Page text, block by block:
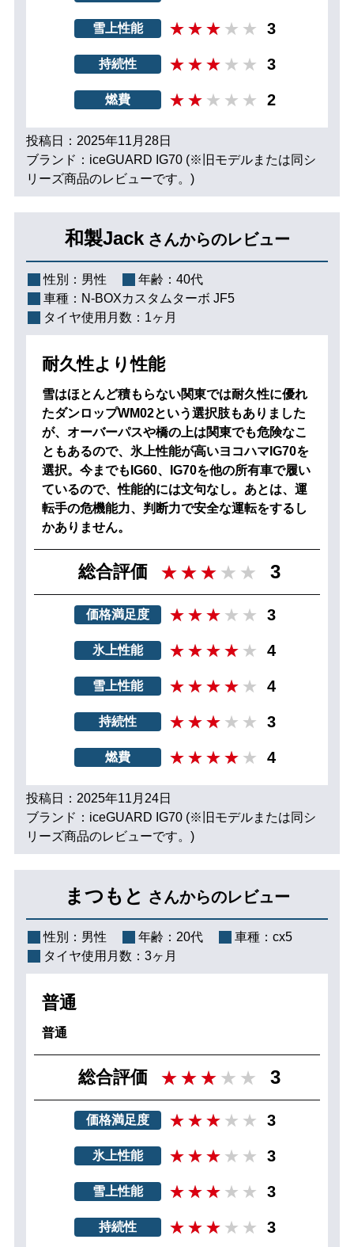
雪上性能 3
持続性 3
燃費 2
投稿日：2025年11月28日
ブランド：iceGUARD IG70 (※旧モデルまたは同シ
リーズ商品のレビューです。)
和製Jack さんからのレビュー
性別： 男性 年齢： 40代
車種： N-BOXカスタムターボ JF5
タイヤ使用月数： 1ヶ月
耐久性より性能
雪はほとんど積もらない関東では耐久性に優れ
たダンロップWM02という選択肢もありました
が、オーバーパスや橋の上は関東でも危険なこ
ともあるので、氷上性能が高いヨコハマIG70を
選択。今までもIG60、IG70を他の所有車で履い
ているので、性能的には文句なし。あとは、運
転手の危機能力、判断力で安全な運転をするし
かありません。
総合評価 3
価格満足度 3
氷上性能 4
雪上性能 4
持続性 3
燃費 4
投稿日：2025年11月24日
ブランド：iceGUARD IG70 (※旧モデルまたは同シ
リーズ商品のレビューです。)
まつもと さんからのレビュー
性別： 男性 年齢： 20代 車種： cx5
タイヤ使用月数： 3ヶ月
普通
普通
総合評価 3
価格満足度 3
氷上性能 3
雪上性能 3
持続性 3